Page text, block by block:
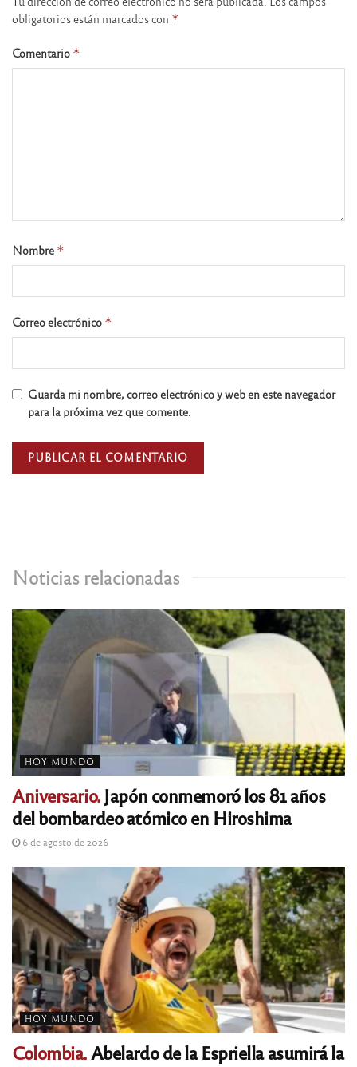
Noticias relacionadas
HOY MUNDO
Aniversario.Japón conmemoró los 81 años
del bombardeo atómico en Hiroshima
6 de agosto de 2026
HOY MUNDO
Colombia.Abelardo de la Espriella asumirá la
obligatorios están marcados con *
Comentario *
Nombre *
Correo electrónico *
Guarda mi nombre, correo electrónico y web en este navegador
para la próxima vez que comente.